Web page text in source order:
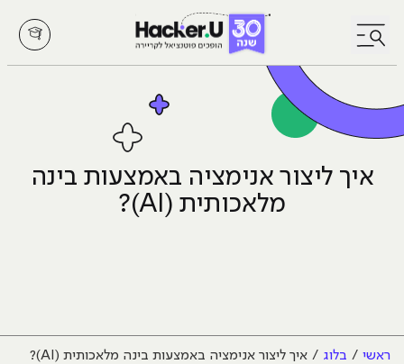
לחץ לפתיחת/סגירת תפריט
איך ליצור אנימציה באמצעות בינה
מלאכותית (AI)?
ראשי בלוג איך ליצור אנימציה באמצעות בינה מלאכותית (AI)?